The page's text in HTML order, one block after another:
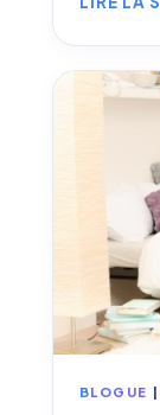
ET
QUÉBEC
TOUT
QU’IL
FAUT
SAVOIR
BLOGUE |